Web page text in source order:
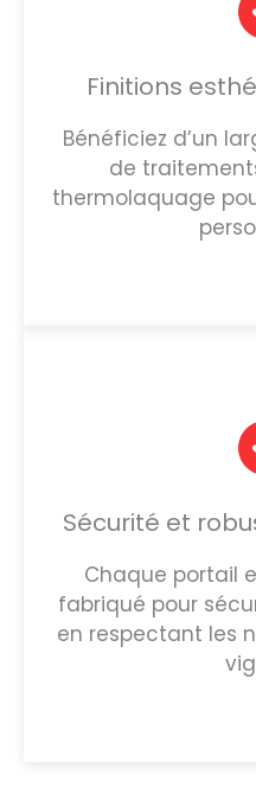
Finitions
Bénéficiez d’un
de
thermolaquage
Sécurité et
Chaque portail
fabriqué pour
en respectant les